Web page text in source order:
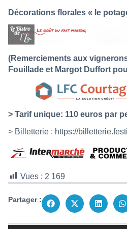
Décorations florales « le
(Remerciements aux
Fouillade et Margot Duffort
> Tarif unique: 110 euros par
> Billetterie : https://
Vues : 2 169
Partager :